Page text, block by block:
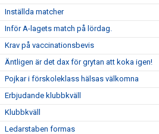
Inställda matcher
Inför A-lagets match på lördag.
Krav på vaccinationsbevis
Äntligen är det dax för grytan att koka igen!
Pojkar i förskoleklass hälsas välkomna
Erbjudande klubbkväll
Klubbkväll
Ledarstaben formas